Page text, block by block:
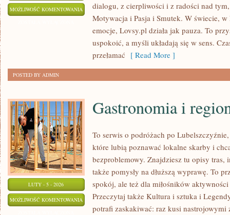
MOŻLIWOŚĆ KOMENTOWANIA TĘSKNOTA
dialogu, z cierpliwości i z radości nad
Motywacja i Pasja i Smutek. W świecie, w
emocje, Lovsy.pl działa jak pauza. To
uspokoić, a myśli układają się w sens.
przełamać [ Read More ]
POSTED BY ADMIN
LUTY - 5 - 2026
MOŻLIWOŚĆ KOMENTOWANIA GASTRONOMIA
Gastronomia i
To serwis o podróżach po
które lubią poznawać lokalne skarby i
bezproblemowy. Znajdziesz tu opisy tras,
także pomysły na dłuższą wyprawę. To
spokój, ale też dla miłośników
Przeczytaj także Kultura i sztuka i
potrafi zaskakiwać: raz kusi